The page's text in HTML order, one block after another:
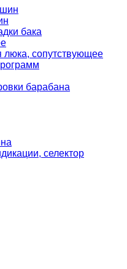
бака
люка, сопутствующее
барабана
селектор